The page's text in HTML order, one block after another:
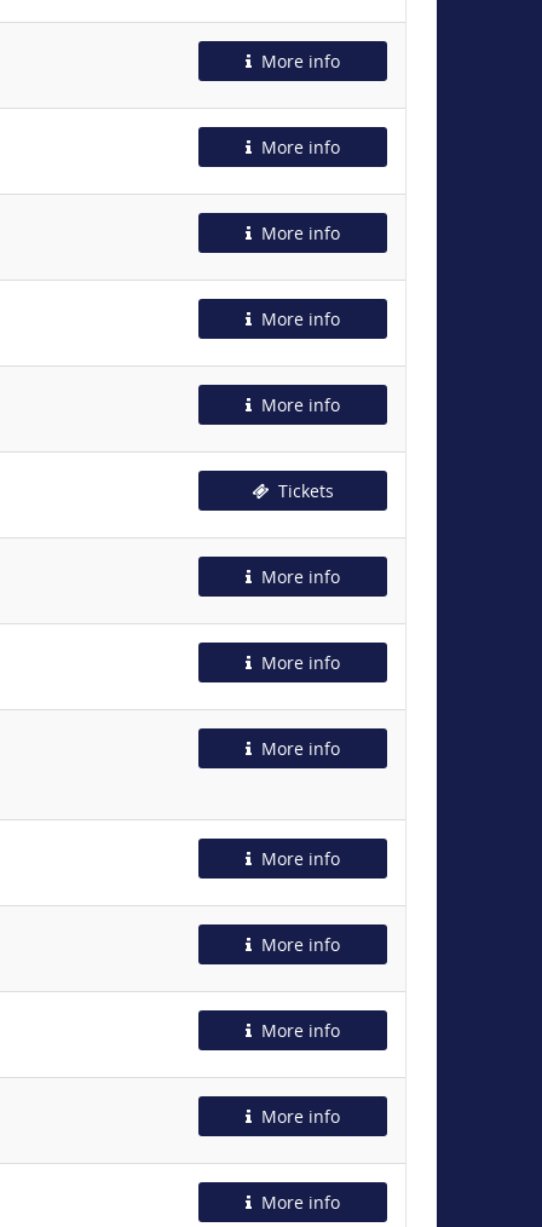
More info
More info
More info
More info
More info
Tickets
More info
More info
More info
More info
More info
More info
More info
More info